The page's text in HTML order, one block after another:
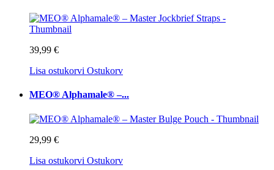
39,99 €
Lisa ostukorvi Ostukorv
MEO® Alphamale® –...
29,99 €
Lisa ostukorvi Ostukorv